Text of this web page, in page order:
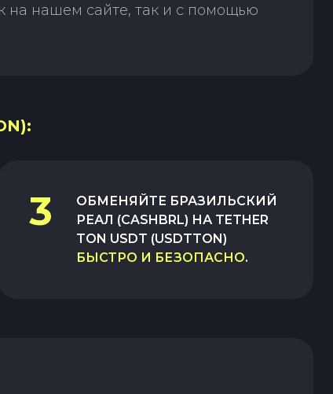
на нашем сайте, так и с помощью
3 ОБМЕНЯЙТЕ БРАЗИЛЬСКИЙ
РЕАЛ (CASHBRL) НА TETHER
TON USDT (USDTTON)
БЫСТРО И БЕЗОПАСНО.